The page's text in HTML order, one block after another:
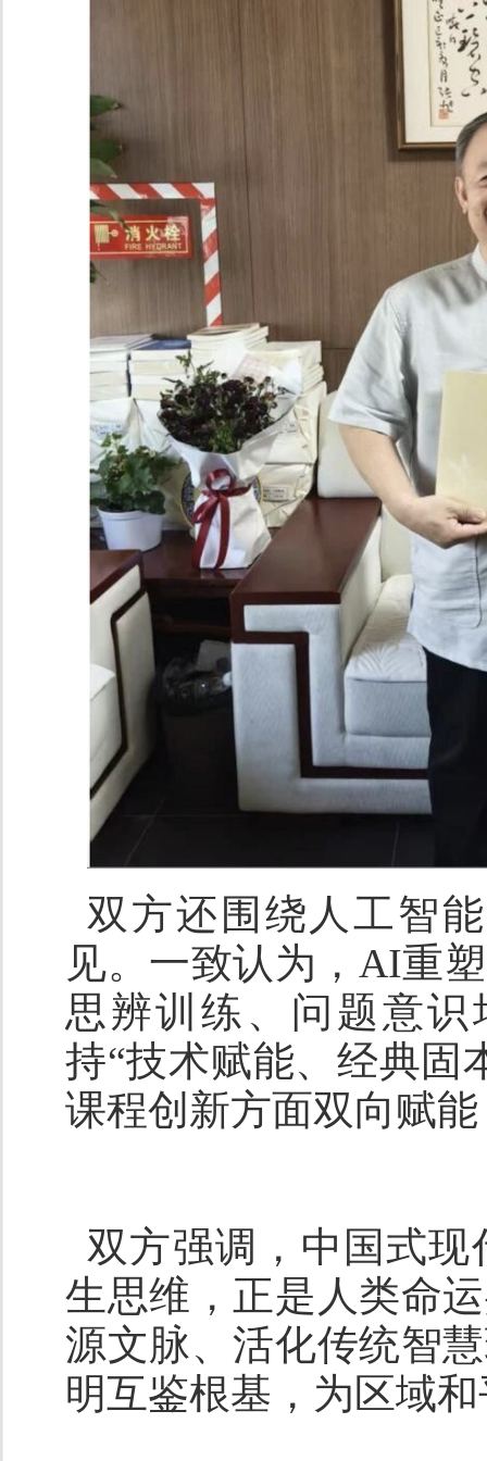
双方还围绕人工智
见。一致认为， AI重
思辨训练、问题意
持“技术赋能、经典固
课程创新方面双向赋
双方强调，中国式
生思维 ，正是人类命
源文脉、活化传统智
明互鉴根基，为区域